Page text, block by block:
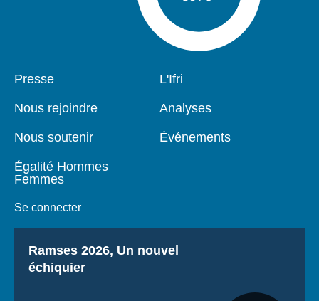
Pied
Presse
Nous rejoindre
Nous soutenir
Égalité Hommes
Femmes
Se connecter
Navigation
L'Ifri
Analyses
Événements
Titre
Ramses 2026, Un nouvel
échiquier